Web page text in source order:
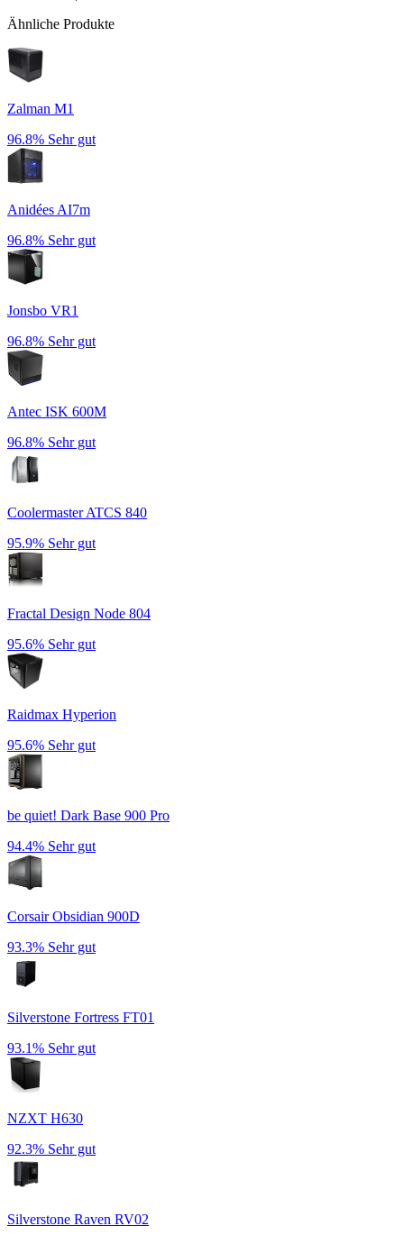
Ähnliche Produkte
Zalman M1
96.8% Sehr gut
Anidées AI7m
96.8% Sehr gut
Jonsbo VR1
96.8% Sehr gut
Antec ISK 600M
96.8% Sehr gut
Coolermaster ATCS 840
95.9% Sehr gut
Fractal Design Node 804
95.6% Sehr gut
Raidmax Hyperion
95.6% Sehr gut
be quiet! Dark Base 900 Pro
94.4% Sehr gut
Corsair Obsidian 900D
93.3% Sehr gut
Silverstone Fortress FT01
93.1% Sehr gut
NZXT H630
92.3% Sehr gut
Silverstone Raven RV02